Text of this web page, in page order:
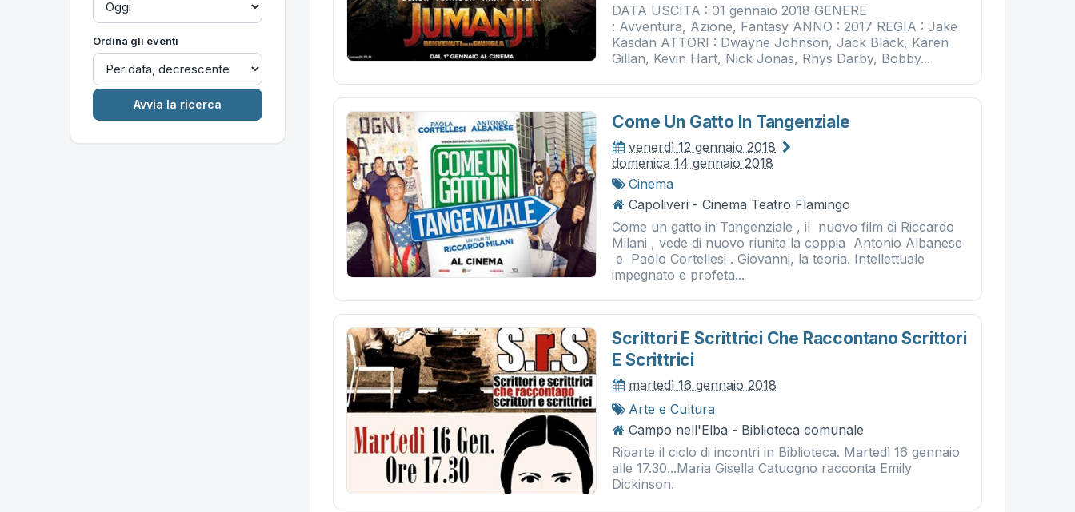
Ordina gli eventi
DATA USCITA : 01 gennaio 2018 GENERE
: Avventura, Azione, Fantasy ANNO : 2017 REGIA : Jake
Kasdan ATTORI : Dwayne Johnson, Jack Black, Karen
Gillan, Kevin Hart, Nick Jonas, Rhys Darby, Bobby...
Come Un Gatto In Tangenziale
venerdì 12 gennaio 2018
domenica 14 gennaio 2018
Cinema
Capoliveri - Cinema Teatro Flamingo
Come un gatto in Tangenziale , il nuovo film di Riccardo
Milani , vede di nuovo riunita la coppia Antonio Albanese
e Paolo Cortellesi . Giovanni, la teoria. Intellettuale
impegnato e profeta...
Scrittori E Scrittrici Che Raccontano Scrittori
E Scrittrici
martedì 16 gennaio 2018
Arte e Cultura
Campo nell'Elba - Biblioteca comunale
Riparte il ciclo di incontri in Biblioteca. Martedì 16 gennaio
alle 17.30...Maria Gisella Catuogno racconta Emily
Dickinson.